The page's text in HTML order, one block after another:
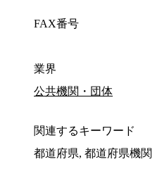
FAX番号
業界
公共機関・団体
関連するキーワード
都道府県, 都道府県機関